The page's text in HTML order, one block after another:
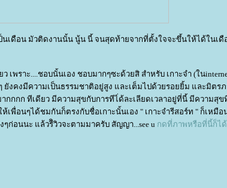
เดือน มัวติดงานนั้น นู้น นี้ จนสุดท้ายจากที่ตั้งใจจะขึ้นให้ได้ในเ
พราะ....ชอบนั้นเอง ชอบมากๆซะด้วยสิ สำหรับ เกาะจำ (ใน
ยังคงมีความเป็นธรรมชาติอยู่สูง และเต็มไปด้วยรอยยิ้ม และมิต
กกกก ทีเดียว มีความสุขกับการทีไ่ด้ละเลียดเวลาอยู่ที่นี้ มีความ
พื่อนๆได้ชมกันก็ตรงกับชื่อเกาะนั้นเอง " เกาะจำรีสอร์ท " ก็เหมือ
อนนะ แล้วรีิวิวจะตามมาครับ สัญญา...see u กดที่ภาพหรือที่นี้ก็ไ